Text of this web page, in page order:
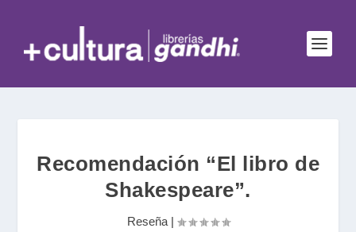
Recomendación “El libro de
Shakespeare”.
Reseña|